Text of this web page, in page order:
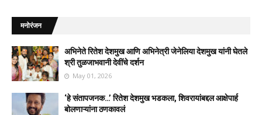
मनोरंजन
अभिनेते रितेश देशमुख आणि अभिनेत्री जेनेलिया देशमुख यांनी घेतले
श्री तुळजाभवानी देवींचे दर्शन
May 01, 2026
‘हे संतापजनक…’ रितेश देशमुख भडकला, शिवरायांबद्दल आक्षेपार्ह
बोलणाऱ्यांना ठणकावलं